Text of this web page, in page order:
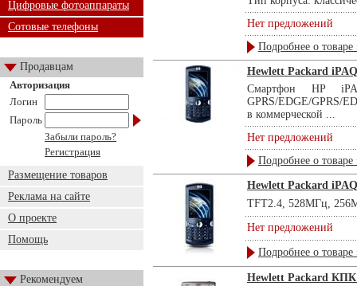
Цифровые фотоаппараты
Сотовые телефоны
Продавцам
Авторизация
Логин
Пароль
Забыли пароль?
Регистрация
Размещение товаров
Реклама на сайте
О проекте
Помощь
Рекомендуем
Нет предложений
Подробнее о товаре
Hewlett Packard
Смартфон HP
GPRS/EDGE/GPRS/
в коммерческой ...
Нет предложений
Подробнее о товаре
Hewlett Packard iPAQ
TFT2.4, 528МГц,
Нет предложений
Подробнее о товаре
Hewlett Packard КПК